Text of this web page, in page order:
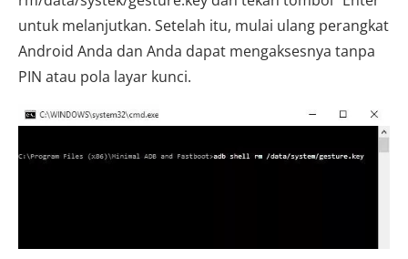
untuk melanjutkan. Setelah itu, mulai ulang perangkat
Android Anda dan Anda dapat mengaksesnya tanpa
PIN atau pola layar kunci.